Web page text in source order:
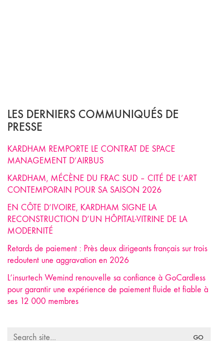
LES DERNIERS COMMUNIQUÉS DE
PRESSE
KARDHAM REMPORTE LE CONTRAT DE SPACE
MANAGEMENT D’AIRBUS
KARDHAM, MÉCÈNE DU FRAC SUD – CITÉ DE L’ART
CONTEMPORAIN POUR SA SAISON 2026
EN CÔTE D’IVOIRE, KARDHAM SIGNE LA
RECONSTRUCTION D’UN HÔPITAL-VITRINE DE LA
MODERNITÉ
Retards de paiement : Près deux dirigeants français sur trois
redoutent une aggravation en 2026
L’insurtech Wemind renouvelle sa confiance à GoCardless
pour garantir une expérience de paiement fluide et fiable à
ses 12 000 membres
Search